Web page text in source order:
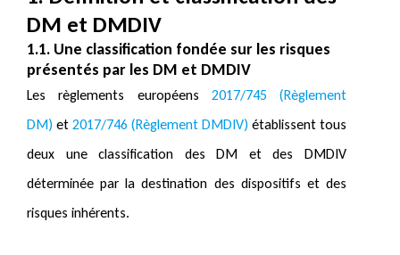
DM et DMDIV
1.1. Une classification fondée sur les risques
présentés par les DM et DMDIV
Les règlements européens 2017/745 (Règlement
DM) et 2017/746 (Règlement DMDIV) établissent tous
deux une classification des DM et des DMDIV
déterminée par la destination des dispositifs et des
risques inhérents.